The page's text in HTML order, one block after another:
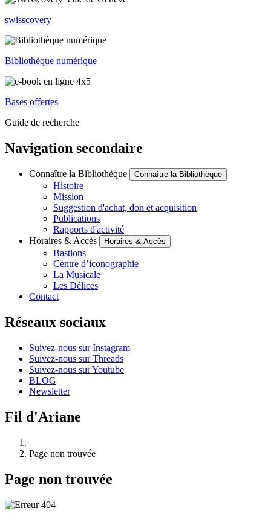
swisscovery
Bibliothèque numérique
Bases offertes
Guide de recherche
Navigation secondaire
Connaître la Bibliothèque Connaître la Bibliothèque
Histoire
Mission
Suggestion d'achat, don et acquisition
Publications
Rapports d'activité
Horaires & Accès
Horaires & Accès
Bastions
Centre d’iconographie
La Musicale
Les Délices
Contact
Réseaux sociaux
Suivez-nous sur Instagram
Suivez-nous sur Threads
Suivez-nous sur Youtube
BLOG
Newsletter
Fil d'Ariane
Page non trouvée
Page non trouvée